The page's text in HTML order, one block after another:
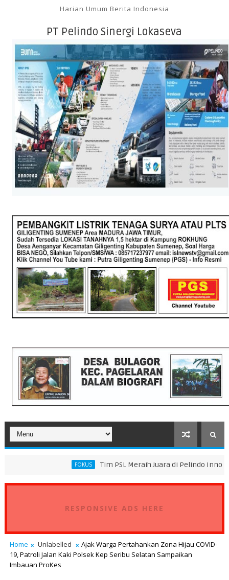
Harian Umum Berita Indonesia
PT Pelindo Sinergi Lokaseva
Tim PSL Meraih Juara di Pelindo Innovation Award
RESPONSIVE ADS HERE
Home Unlabelled
Ajak Warga Pertahankan Zona Hijau COVID-
19, Patroli Jalan Kaki Polsek Kep Seribu Selatan Sampaikan
Imbauan ProKes